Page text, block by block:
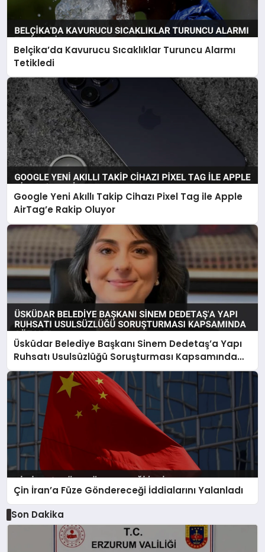
Belçika’da Kavurucu Sıcaklıklar Turuncu Alarmı
Tetikledi
Google Yeni Akıllı Takip Cihazı Pixel Tag ile Apple
AirTag’e Rakip Oluyor
Üsküdar Belediye Başkanı Sinem Dedetaş’a Yapı
Ruhsatı Usulsüzlüğü Soruşturması Kapsamında
Gözaltı
Çin İran’a Füze Göndereceği İddialarını Yalanladı
Son Dakika